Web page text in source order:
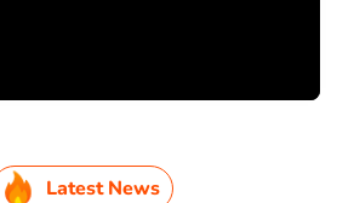
Latest News